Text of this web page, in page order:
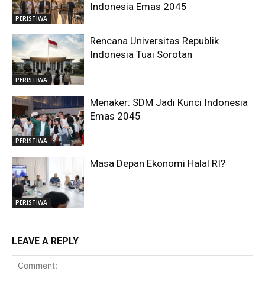
PERISTIWA
Indonesia Emas 2045
PERISTIWA
Rencana Universitas Republik
Indonesia Tuai Sorotan
PERISTIWA
Menaker: SDM Jadi Kunci Indonesia
Emas 2045
PERISTIWA
Masa Depan Ekonomi Halal RI?
LEAVE A REPLY